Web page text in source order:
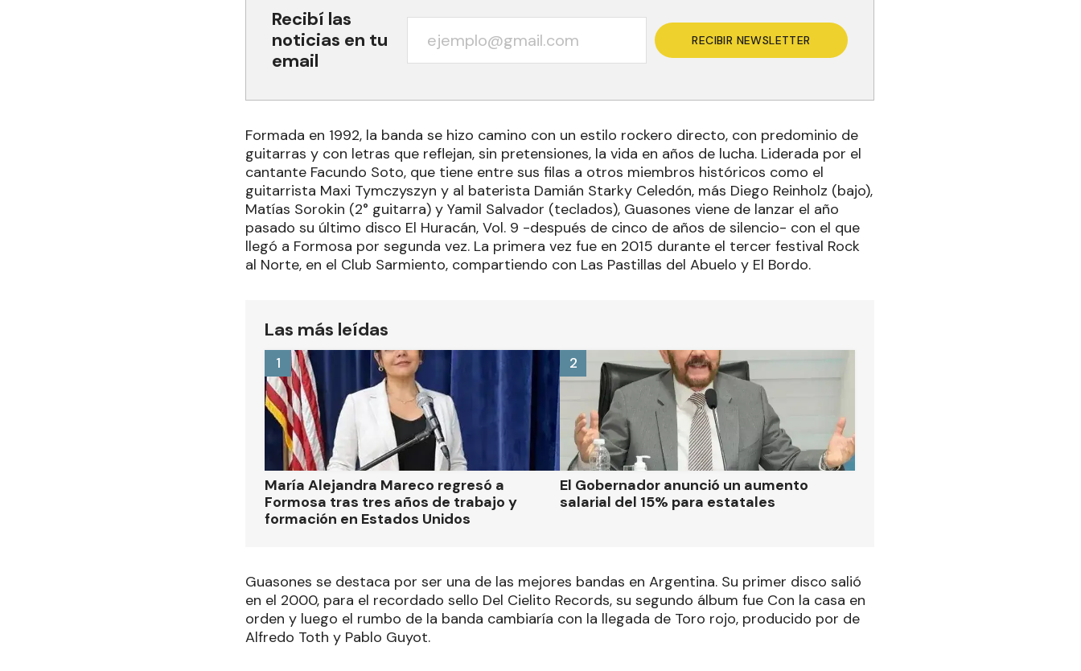
Recibí las
noticias en tu
email
RECIBIR NEWSLETTER
Formada en 1992, la banda se hizo camino con un estilo rockero directo, con predominio de
guitarras y con letras que reflejan, sin pretensiones, la vida en años de lucha. Liderada por el
cantante Facundo Soto, que tiene entre sus filas a otros miembros históricos como el
guitarrista Maxi Tymczyszyn y al baterista Damián Starky Celedón, más Diego Reinholz (bajo),
Matías Sorokin (2° guitarra) y Yamil Salvador (teclados), Guasones viene de lanzar el año
pasado su último disco El Huracán, Vol. 9 -después de cinco de años de silencio- con el que
llegó a Formosa por segunda vez. La primera vez fue en 2015 durante el tercer festival Rock
al Norte, en el Club Sarmiento, compartiendo con Las Pastillas del Abuelo y El Bordo.
Las más leídas
María Alejandra Mareco regresó a
Formosa tras tres años de trabajo y
formación en Estados Unidos
1
El Gobernador anunció un aumento
salarial del 15% para estatales
2
Guasones se destaca por ser una de las mejores bandas en Argentina. Su primer disco salió
en el 2000, para el recordado sello Del Cielito Records, su segundo álbum fue Con la casa en
orden y luego el rumbo de la banda cambiaría con la llegada de Toro rojo, producido por de
Alfredo Toth y Pablo Guyot.